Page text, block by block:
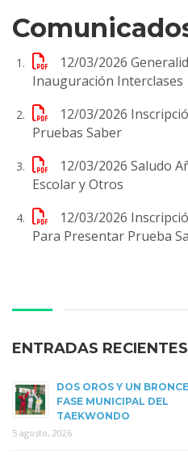
12/03/2026
Inauguración Interclases
12/03/2026
Pruebas Saber
12/03/2026 Saludo
Escolar y Otros
12/03/2026
Para Presentar Prueba
ENTRADAS RECIENTES
DOS OROS Y UN
FASE MUNICIPAL DEL
TAEKWONDO
5 agosto, 2026